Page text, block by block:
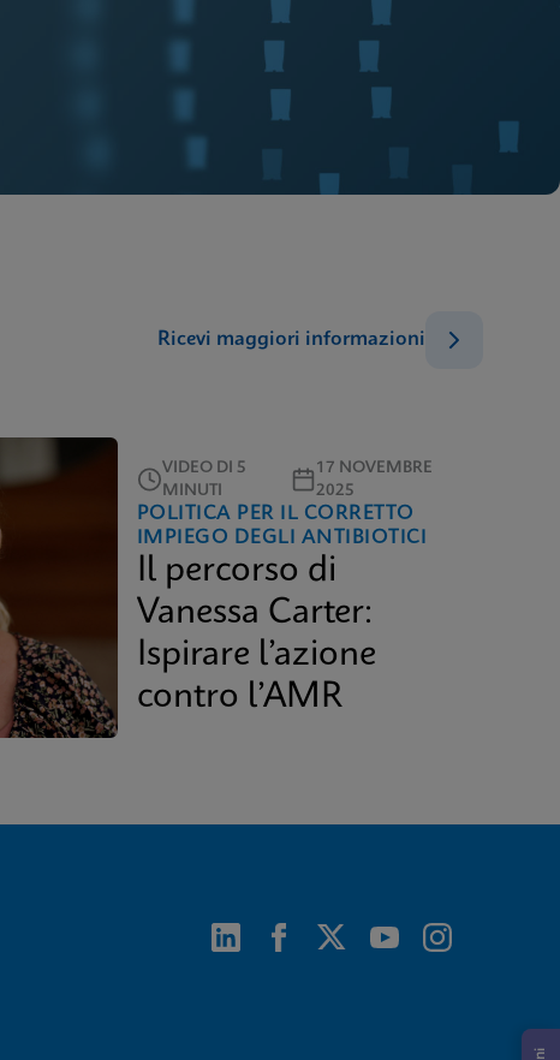
Ricevi maggiori informazioni
VIDEO DI 5
MINUTI
17 NOVEMBRE
2025
POLITICA PER IL CORRETTO
IMPIEGO DEGLI ANTIBIOTICI
Il percorso di
Vanessa Carter:
Ispirare l’azione
contro l’AMR